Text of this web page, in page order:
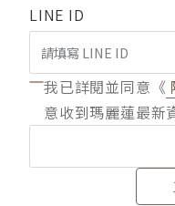
LINE ID
我已詳閱並同意《
意收到瑪麗蓮最新